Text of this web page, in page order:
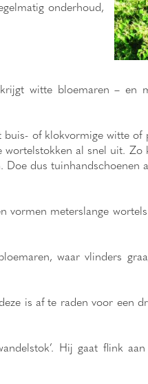
onderhoud,
witte bloemaren – en
of klokvormige witte of
al snel uit.
dus tuinhandschoenen
meterslange
waar vlinders
is af te raden voor een
Hij gaat flink